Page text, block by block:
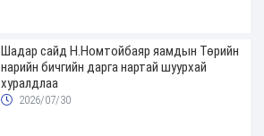
Шадар сайд Н.Номтойбаяр яамдын Төрийн
нарийн бичгийн дарга нартай шуурхай
хуралдлаа
2026/07/30